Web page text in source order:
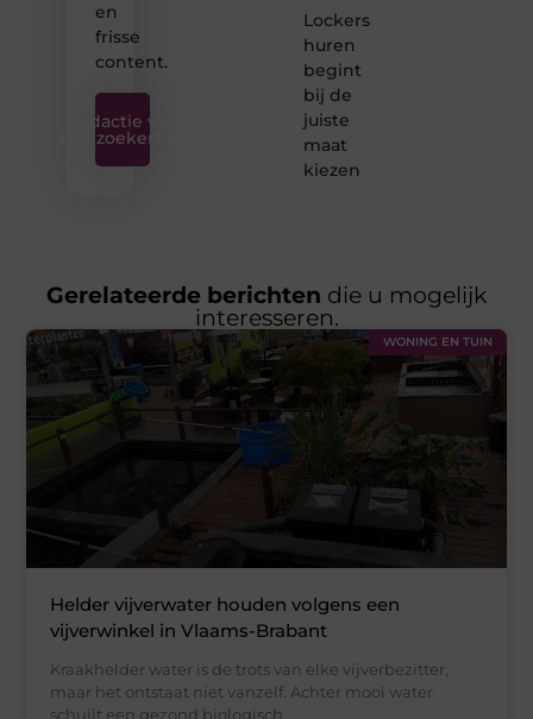
en
frisse
content.
Redactie van
Linkzoekertjes
Lockers
huren
begint
bij de
juiste
maat
kiezen
Gerelateerde berichten die u mogelijk
interesseren.
WONING EN TUIN
Helder vijverwater houden volgens een
vijverwinkel in Vlaams-Brabant
Kraakhelder water is de trots van elke vijverbezitter,
maar het ontstaat niet vanzelf. Achter mooi water
schuilt een gezond biologisch